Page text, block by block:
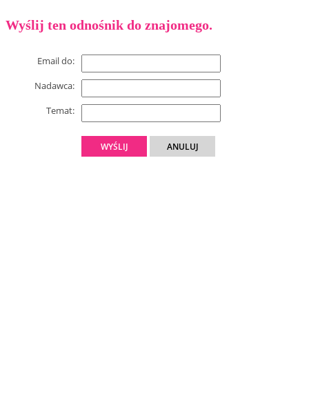
Wyślij ten odnośnik do znajomego.
Email do:
Nadawca:
Temat:
WYŚLIJ ANULUJ